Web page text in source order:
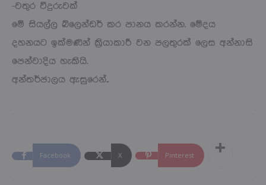
-වතුර වීදුරුවක්
මේ සියල්ල බ්ලෙන්ඩර් කර පානය කරන්න. මේදය
දහනයට ඉක්මණින් ක්‍රියාකාරී වන පලතුරක් ලෙස අන්නාසි
පෙන්වාදිය හැකියි.
අන්තර්ජාලය ඇසුරෙන්..
Facebook X Pinterest